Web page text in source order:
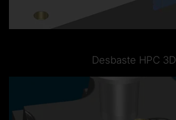
Desbaste HPC 3D